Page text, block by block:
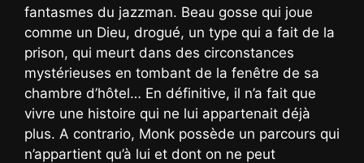
fantasmes du jazzman. Beau gosse qui joue
comme un Dieu, drogué, un type qui a fait de la
prison, qui meurt dans des circonstances
mystérieuses en tombant de la fenêtre de sa
chambre d’hôtel… En définitive, il n’a fait que
vivre une histoire qui ne lui appartenait déjà
plus. A contrario, Monk possède un parcours qui
n’appartient qu’à lui et dont on ne peut